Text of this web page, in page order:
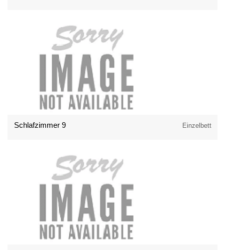
Schlafzimmer 9 Einzelbett